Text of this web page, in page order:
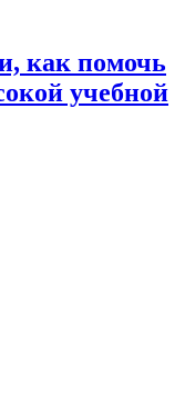
как помочь
учебной